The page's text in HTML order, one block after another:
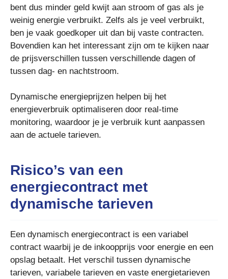
bent dus minder geld kwijt aan stroom of gas als je
weinig energie verbruikt. Zelfs als je veel verbruikt,
ben je vaak goedkoper uit dan bij vaste contracten.
Bovendien kan het interessant zijn om te kijken naar
de prijsverschillen tussen verschillende dagen of
tussen dag- en nachtstroom.
Dynamische energieprijzen helpen bij het
energieverbruik optimaliseren door real-time
monitoring, waardoor je je verbruik kunt aanpassen
aan de actuele tarieven.
Risico’s van een
energiecontract met
dynamische tarieven
Een dynamisch energiecontract is een variabel
contract waarbij je de inkoopprijs voor energie en een
opslag betaalt. Het verschil tussen dynamische
tarieven, variabele tarieven en vaste energietarieven